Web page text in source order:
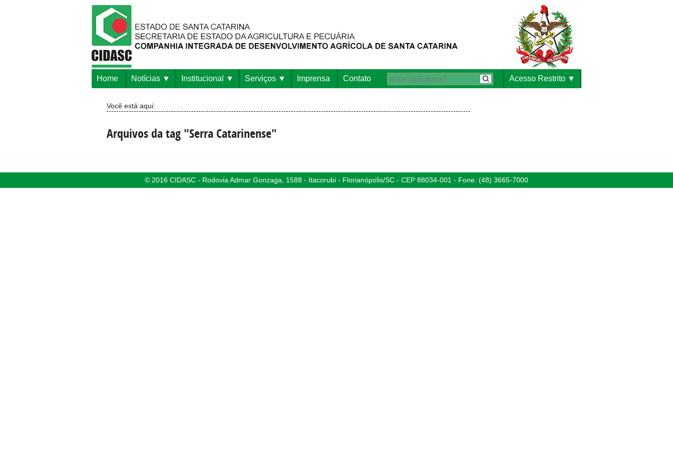
Home Notícias Institucional Serviços Imprensa Contato Acesso Restrito
Você está aqui:
Arquivos da tag "Serra Catarinense"
© 2016 CIDASC - Rodovia Admar Gonzaga, 1588 - Itacorubi - Florianópolis/SC - CEP 88034-001 - Fone: (48) 3665-7000